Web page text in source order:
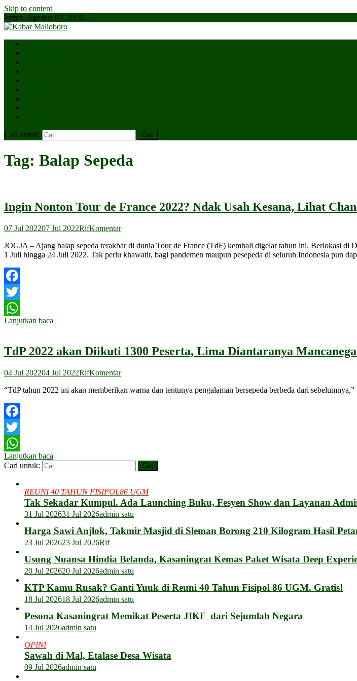
Skip to content
Jumat, Agustus 07, 2026
Cari untuk:
Tag: Balap Sepeda
Ingin Nonton Tour de France 2022? Ndak Usah Kesana, Lihat
07 Jul 202207 Jul 2022RifKomentar
JOGJA – Ajang balap sepeda terakbar di dunia Tour de France (TdF) kembali digelar tahun ini. Berlokasi
1 Juli hingga 24 Juli 2022. Tak perlu khawatir, bagi pandemen maupun pesepeda di seluruh Indonesia pun
Facebook
Twitter
WhatsApp
Lanjutkan baca
TdP 2022 akan Diikuti 1300 Peserta, Lima Diantaranya
04 Jul 202204 Jul 2022RifKomentar
“TdP tahun 2022 ini akan memberikan warna dan tentunya pengalaman bersepeda berbeda dari sebelumnya,”
Facebook
Twitter
WhatsApp
Lanjutkan baca
Cari untuk:
REUNI 40 TAHUN FISIPOL86 UGM
Tak Sekadar Kumpul. Ada Launching Buku, Fesyen Show dan Layanan
31 Jul 202631 Jul 2026admin satu
Harga Sawi Anjlok, Takmir Masjid di Sleman Borong 210 Kilogram Hasil
23 Jul 202623 Jul 2026Rif
Usung Nuansa Hindia Belanda, Kasaningrat Kemas Paket Wisata Deep
20 Jul 202620 Jul 2026admin satu
KTP Kamu Rusak? Ganti Yuuk di Reuni 40 Tahun Fisipol 86 UGM. Gratis!
18 Jul 202618 Jul 2026admin satu
Pesona Kasaningrat Memikat Peserta JIKF dari Sejumlah Negara
14 Jul 2026admin satu
OPINI
Sawah di Mal, Etalase Desa Wisata
09 Jul 2026admin satu